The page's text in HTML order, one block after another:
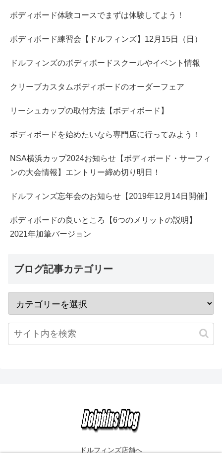
ボディボード体験コースでまずは体験してよう！
ボディボード練習会【ドルフィンズ】12月15日（日）
ドルフィンズのボディボードスクールやイベント情報
クリーブカスタムボディボードのオーダーフェア
リーシュカップの取付方法【ボディボード】
ボディボードを始めたいなら専門店に行ってみよう！
NSA横浜カップ2024お知らせ【ボディボード・サーフィ
ンの大会情報】エントリー締め切り明日！
ドルフィンズ忘年会のお知らせ【2019年12月14日開催】
ボディボードの良いところ【6つのメリットの説明】
2021年加筆バージョン
ブログ記事カテゴリー
ドルフィンズ店舗へ